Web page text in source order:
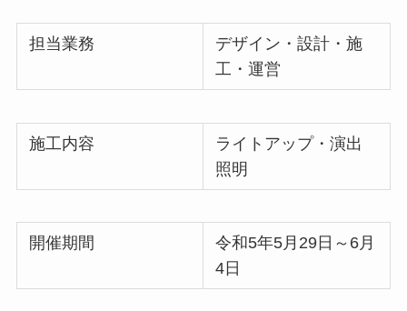
担当業務
デザイン・設計・施
工・運営
施工内容
ライトアップ・演出
照明
開催期間
令和5年5月29日～6月
4日